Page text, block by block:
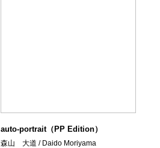
auto-portrait（PP Edition）
森山 大道 / Daido Moriyama